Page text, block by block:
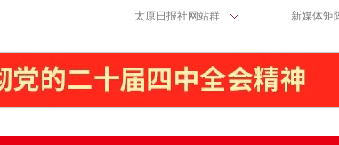
太原日报社网站群 新媒体矩